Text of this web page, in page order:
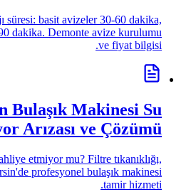
süresi: basit avizeler 30-60 dakika,
dakika. Demonte avize kurulumu
ve fiyat bilgisi.
Bulaşık Makinesi Su
Arızası ve Çözümü
etmiyor mu? Filtre tıkanıklığı,
profesyonel bulaşık makinesi
tamir hizmeti.